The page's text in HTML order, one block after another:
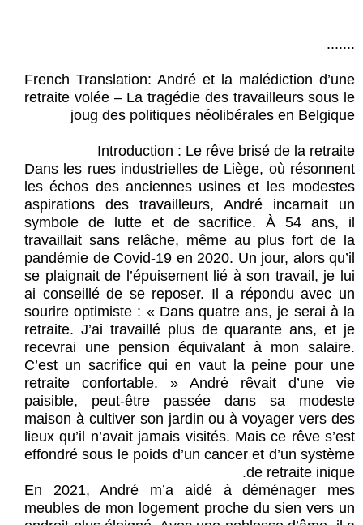
.......
French Translation: André et la malédiction d’une
retraite volée – La tragédie des travailleurs sous le
joug des politiques néolibérales en Belgique
Introduction : Le rêve brisé de la retraite
Dans les rues industrielles de Liège, où résonnent
les échos des anciennes usines et les modestes
aspirations des travailleurs, André incarnait un
symbole de lutte et de sacrifice. À 54 ans, il
travaillait sans relâche, même au plus fort de la
pandémie de Covid-19 en 2020. Un jour, alors qu’il
se plaignait de l’épuisement lié à son travail, je lui
ai conseillé de se reposer. Il a répondu avec un
sourire optimiste : « Dans quatre ans, je serai à la
retraite. J’ai travaillé plus de quarante ans, et je
recevrai une pension équivalant à mon salaire.
C’est un sacrifice qui en vaut la peine pour une
retraite confortable. » André rêvait d’une vie
paisible, peut-être passée dans sa modeste
maison à cultiver son jardin ou à voyager vers des
lieux qu’il n’avait jamais visités. Mais ce rêve s’est
effondré sous le poids d’un cancer et d’un système
de retraite inique.
En 2021, André m’a aidé à déménager mes
meubles de mon logement proche du sien vers un